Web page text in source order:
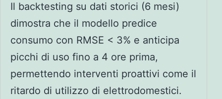
Il backtesting su dati storici (6 mesi)
dimostra che il modello predice
consumo con RMSE < 3% e anticipa
picchi di uso fino a 4 ore prima,
permettendo interventi proattivi come il
ritardo di utilizzo di elettrodomestici.